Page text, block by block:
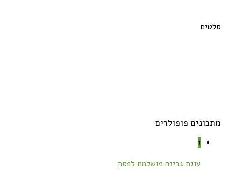
סלטים
מתכונים פופולרים
1
עוגת גבינה מושלמת לפסח